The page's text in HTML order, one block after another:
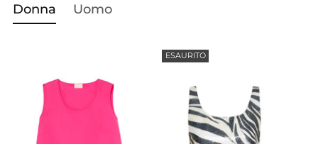
al
Donna Uomo
ESAURITO